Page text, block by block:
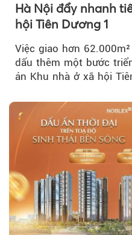
Hà Nội đẩy nhanh
hội Tiên Dương 1
Việc giao hơn
dấu thêm một bước
án Khu nhà ở xã hội